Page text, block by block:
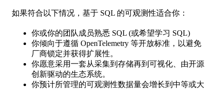
如果符合以下情况，基于 SQL 的可观测性适合你：
你或你的团队成员熟悉 SQL (或希望学习 SQL)
你倾向于遵循 OpenTelemetry 等开放标准，以避免
厂商锁定并获得扩展性。
你愿意采用一套从采集到存储再到可视化、由开源
创新驱动的生态系统。
你预计所管理的可观测性数据量会增长到中等或大